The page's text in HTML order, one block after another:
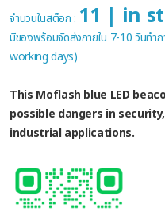
จำนวนในสต็อก : 11 | in
มีของพร้อมจัดส่งภายใน 7-10 วันท
working days)
This Moflash blue LED
possible dangers in
industrial applications.